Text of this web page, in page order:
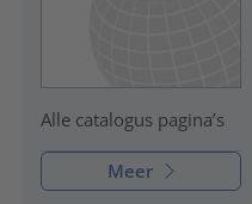
Alle catalogus pagina’s
Meer